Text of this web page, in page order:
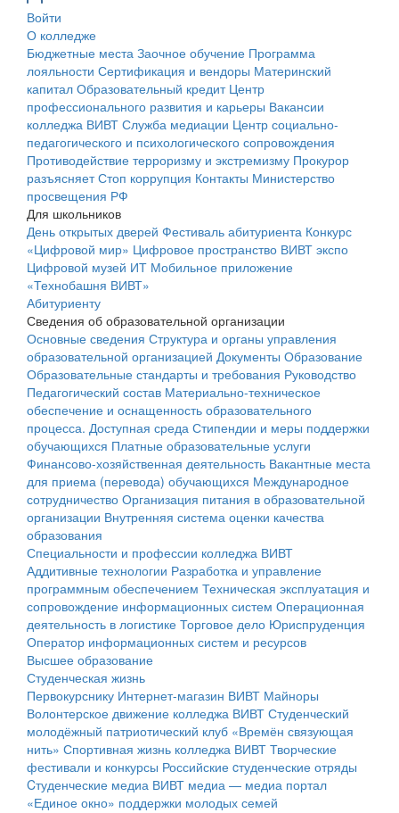
Войти
О колледже
Бюджетные места Заочное обучение Программа
лояльности Сертификация и вендоры Материнский
капитал Образовательный кредит Центр
профессионального развития и карьеры Вакансии
колледжа ВИВТ Служба медиации Центр социально-
педагогического и психологического сопровождения
Противодействие терроризму и экстремизму Прокурор
разъясняетСтоп коррупция Контакты Министерство
просвещения РФ
Для школьников
День открытых дверей Фестиваль абитуриента Конкурс
«Цифровой мир» Цифровое пространство ВИВТ экспо
Цифровой музей ИТ Мобильное приложение
«Технобашня ВИВТ»
Абитуриенту
Сведения об образовательной организации
Основные сведения Структура и органы управления
образовательной организацией Документы Образование
Образовательные стандарты и требования Руководство
Педагогический состав Материально-техническое
обеспечение и оснащенность образовательного
процесса. Доступная среда Стипендии и меры поддержки
обучающихся Платные образовательные услуги
Финансово-хозяйственная деятельность Вакантные места
для приема (перевода) обучающихся Международное
сотрудничество Организация питания в образовательной
организации Внутренняя система оценки качества
образования
Специальности и профессии колледжа ВИВТ
Аддитивные технологии Разработка и управление
программным обеспечением Техническая эксплуатация и
сопровождение информационных систем Операционная
деятельность в логистике Торговое дело Юриспруденция
Оператор информационных систем и ресурсов
Высшее образование
Студенческая жизнь
Первокурснику Интернет-магазин ВИВТ Майноры
Волонтерское движение колледжа ВИВТ Студенческий
молодёжный патриотический клуб «Времён связующая
нить» Спортивная жизнь колледжа ВИВТ Творческие
фестивали и конкурсы Российские cтуденческие отряды
Cтуденческие медиа ВИВТ медиа — медиа портал
«Единое окно» поддержки молодых семей